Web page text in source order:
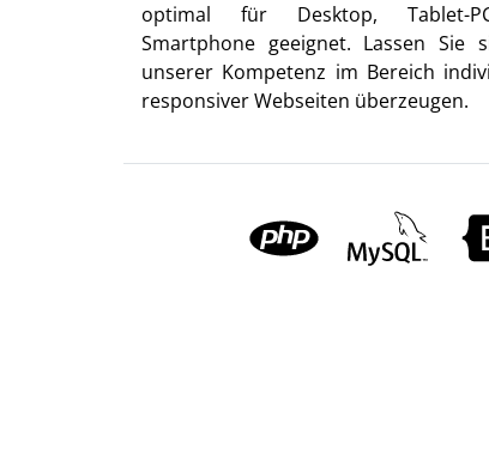
optimal für Desktop, Tablet-
Smartphone geeignet. Lassen Sie
unserer Kompetenz im Bereich
responsiver Webseiten überzeugen.